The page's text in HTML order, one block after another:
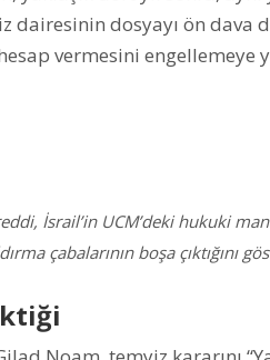
dairesinin dosyayı ön dava
vermesini
İsrail’in UCM’deki hukuki
çabalarının boşa çıktığını